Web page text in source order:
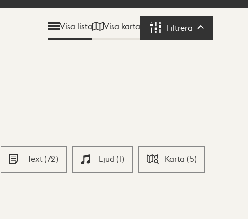
Visa lista Visa karta Filtrera Filtrera
Text (72) Ljud (1) Karta (5)